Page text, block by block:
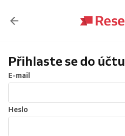
Přihlaste se do účtu
E-mail
Heslo